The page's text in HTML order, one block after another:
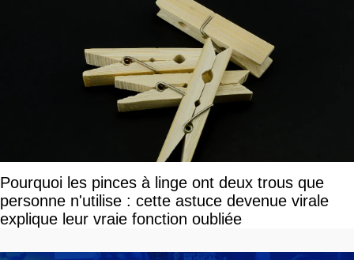
Pourquoi les pinces à linge ont deux trous que
personne n'utilise : cette astuce devenue virale
explique leur vraie fonction oubliée